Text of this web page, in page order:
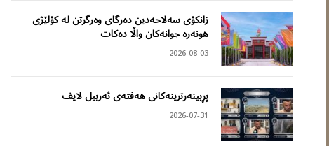
زانکۆی سەلاحەدین دەرگای وەرگرتن لە کۆلێژی
هونەرە جوانەکان واڵا دەکات
2026-08-03
پڕبینەرترینەکانی هەفتەی ئەربیل لایف
2026-07-31